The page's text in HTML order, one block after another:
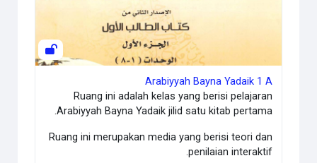
Arabiyyah Bayna Yadaik 1 A
Ruang ini adalah kelas yang berisi pelajaran
Arabiyyah Bayna Yadaik jilid satu kitab pertama.
Ruang ini merupakan media yang berisi teori dan
penilaian interaktif.